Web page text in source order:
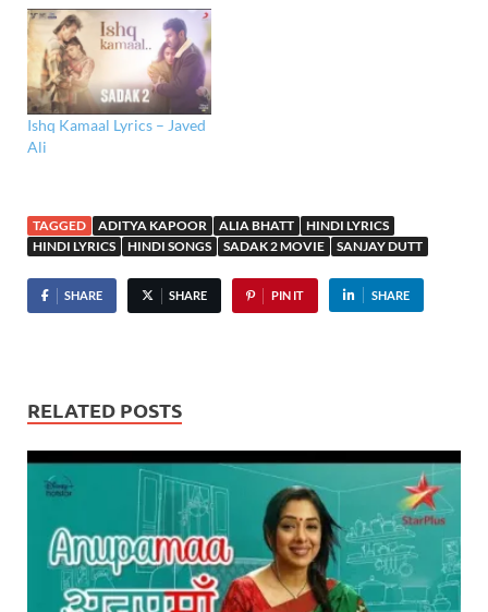
Ishq Kamaal Lyrics – Javed
Ali
TAGGED ADITYA KAPOOR ALIA BHATT
HINDI LYRICS
HINDI LYRICS
HINDI SONGS SADAK 2 MOVIE SANJAY DUTT
SHARE SHARE PIN IT SHARE
RELATED POSTS